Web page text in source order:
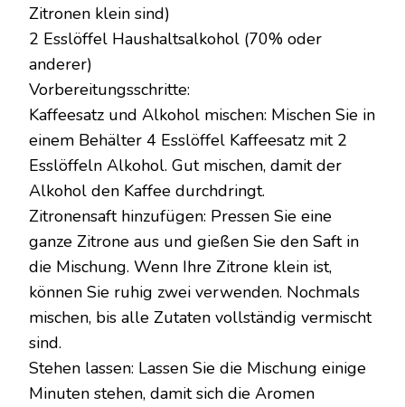
Zitronen klein sind)
2 Esslöffel Haushaltsalkohol (70% oder
anderer)
Vorbereitungsschritte:
Kaffeesatz und Alkohol mischen: Mischen Sie in
einem Behälter 4 Esslöffel Kaffeesatz mit 2
Esslöffeln Alkohol. Gut mischen, damit der
Alkohol den Kaffee durchdringt.
Zitronensaft hinzufügen: Pressen Sie eine
ganze Zitrone aus und gießen Sie den Saft in
die Mischung. Wenn Ihre Zitrone klein ist,
können Sie ruhig zwei verwenden. Nochmals
mischen, bis alle Zutaten vollständig vermischt
sind.
Stehen lassen: Lassen Sie die Mischung einige
Minuten stehen, damit sich die Aromen